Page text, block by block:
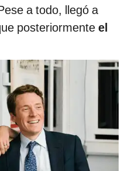
a todo, llegó a
posteriormente el